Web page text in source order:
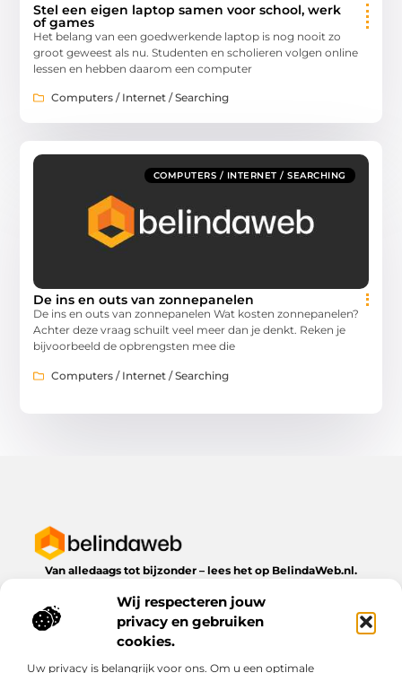
Wij respecteren jouw
privacy en gebruiken
cookies.
Uw privacy is belangrijk voor ons. Om u een optimale
Stel een eigen laptop samen voor school, werk
of games
Het belang van een goedwerkende laptop is nog nooit zo
groot geweest als nu. Studenten en scholieren volgen online
lessen en hebben daarom een computer
Computers / Internet / Searching
COMPUTERS / INTERNET / SEARCHING
De ins en outs van zonnepanelen
De ins en outs van zonnepanelen Wat kosten zonnepanelen?
Achter deze vraag schuilt veel meer dan je denkt. Reken je
bijvoorbeeld de opbrengsten mee die
Computers / Internet / Searching
Van alledaags tot bijzonder – lees het op BelindaWeb.nl.
dagelijks leven te bieden heeft.
Bericht categorie